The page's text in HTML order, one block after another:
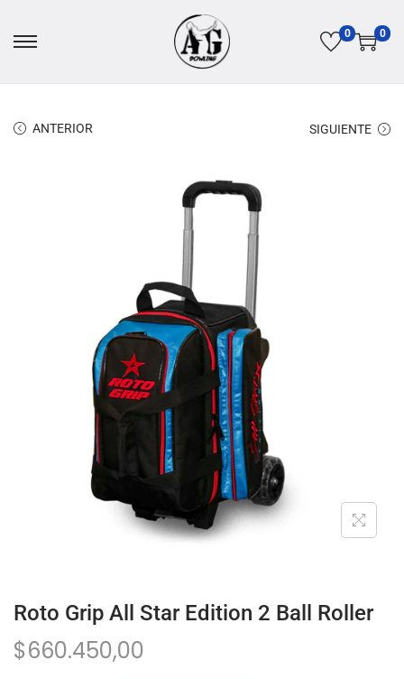
0 0
ANTERIOR SIGUIENTE
Roto Grip All Star Edition 2 Ball Roller
$660.450,00